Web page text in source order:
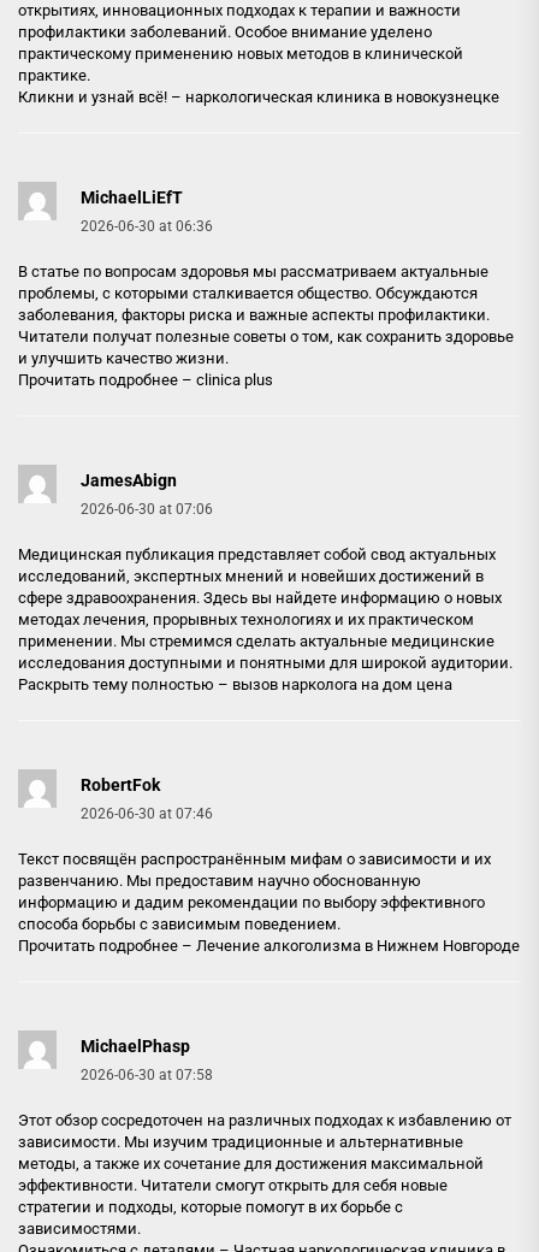
открытиях, инновационных подходах к терапии и важности
профилактики заболеваний. Особое внимание уделено
практическому применению новых методов в клинической
практике.
Кликни и узнай всё! – наркологическая клиника в новокузнецке
MichaelLiEfT
2026-06-30 at 06:36
В статье по вопросам здоровья мы рассматриваем актуальные
проблемы, с которыми сталкивается общество. Обсуждаются
заболевания, факторы риска и важные аспекты профилактики.
Читатели получат полезные советы о том, как сохранить здоровье
и улучшить качество жизни.
Прочитать подробнее – clinica plus
JamesAbign
2026-06-30 at 07:06
Медицинская публикация представляет собой свод актуальных
исследований, экспертных мнений и новейших достижений в
сфере здравоохранения. Здесь вы найдете информацию о новых
методах лечения, прорывных технологиях и их практическом
применении. Мы стремимся сделать актуальные медицинские
исследования доступными и понятными для широкой аудитории.
Раскрыть тему полностью – вызов нарколога на дом цена
RobertFok
2026-06-30 at 07:46
Текст посвящён распространённым мифам о зависимости и их
развенчанию. Мы предоставим научно обоснованную
информацию и дадим рекомендации по выбору эффективного
способа борьбы с зависимым поведением.
Прочитать подробнее – Лечение алкоголизма в Нижнем Новгороде
MichaelPhasp
2026-06-30 at 07:58
Этот обзор сосредоточен на различных подходах к избавлению от
зависимости. Мы изучим традиционные и альтернативные
методы, а также их сочетание для достижения максимальной
эффективности. Читатели смогут открыть для себя новые
стратегии и подходы, которые помогут в их борьбе с
зависимостями.